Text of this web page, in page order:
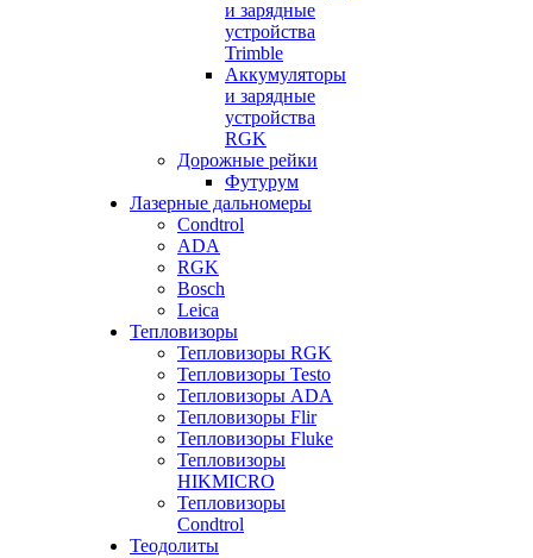
и зарядные
устройства
Trimble
Аккумуляторы
и зарядные
устройства
RGK
Дорожные рейки
Футурум
Лазерные дальномеры
Condtrol
ADA
RGK
Bosch
Leica
Тепловизоры
Тепловизоры RGK
Тепловизоры Testo
Тепловизоры ADA
Тепловизоры Flir
Тепловизоры Fluke
Тепловизоры
HIKMICRO
Тепловизоры
Condtrol
Теодолиты